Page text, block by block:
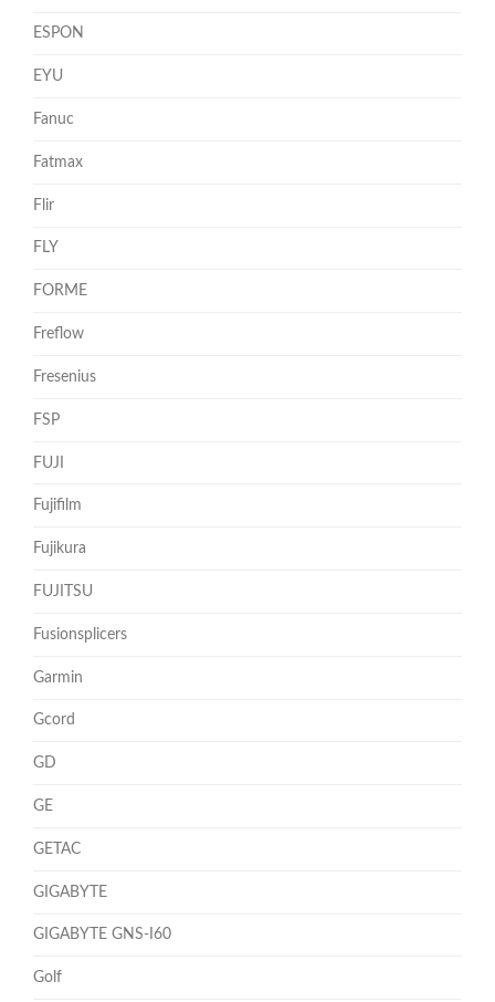
ESPON
EYU
Fanuc
Fatmax
Flir
FLY
FORME
Freflow
Fresenius
FSP
FUJI
Fujifilm
Fujikura
FUJITSU
Fusionsplicers
Garmin
Gcord
GD
GE
GETAC
GIGABYTE
GIGABYTE GNS-I60
Golf